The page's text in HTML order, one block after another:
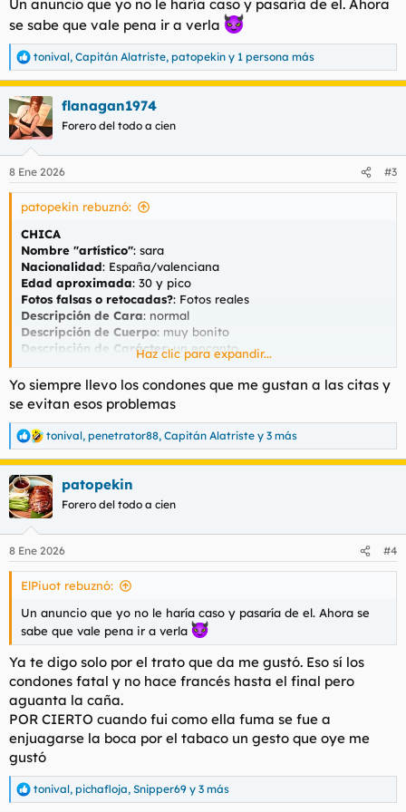
:
Un anuncio que yo no le haría caso y pasaría de el. Ahora
se sabe que vale pena ir a verla
R
e
a
c
c
i
e
s
tonival, Capitán Alatriste, patopekin y 1 persona más
flanagan1974
Forero del todo a cien
8 Ene 2026 #3
patopekin rebuznó:
CHICA
Nombre "artístico": sara
Nacionalidad: España/valenciana
Edad aproximada: 30 y pico
Fotos falsas o retocadas?: Fotos reales
Descripción de Cara: normal
Descripción de Cuerpo: muy bonito
Descripción de Carácter: un encanto
Fumadora: si
CONTACTO
Teléfono : está puesto en el titulo
LUGAR DE ENCUENTRO
Aire Acondicionado/Calefacción: no me fije
Discreción del lugar
Valoración de las instalaciones
SERVICIO
Fecha aproximada de la experiencia
Tarifa contratada: 30min / 50€
Duración real del servicio: 30
Besos: si y muy ricos
Mamada(con/sin protección) : sin
Cunnilingus: si
Griego: ya deja claro que No
Valoración de la experiencia(0 a 10):8
¿Repetirías? : si
Relato del encuentro
Está chica la tenía fichada y tiene como varios teléfonos y no
me llegue a fiar.
Después de intentar quedar sin existo al final pude ya poder
concretar una cita con ella.
Ya por audios ya se nota una chica súper maja y muy
agradable. Total que quedamos a una hora y me manda la
Haz clic para expandir...
Yo siempre llevo los condones que me gustan a las citas y
se evitan esos problemas
R
e
a
c
c
i
e
s
tonival, penetrator88, Capitán Alatriste y 3 más
patopekin
Forero del todo a cien
8 Ene 2026 #4
ElPiuot rebuznó:
Un anuncio que yo no le haría caso y pasaría de el. Ahora se
sabe que vale pena ir a verla
Ya te digo solo por el trato que da me gustó. Eso sí los
condones fatal y no hace francés hasta el final pero
aguanta la caña.
POR CIERTO cuando fui como ella fuma se fue a
enjuagarse la boca por el tabaco un gesto que oye me
gustó
R
e
tonival, pichafloja, Snipper69 y 3 más